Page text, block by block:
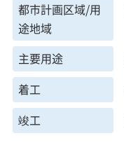
都市計画区域/用
途地域
主要用途
着工
竣工